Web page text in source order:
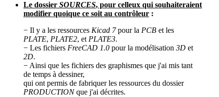
Le dossier SOURCES, pour celleux qui souhaiteraient
modifier quoique ce soit au contrôleur :
− Il y a les ressources Kicad 7pour la PCB et les
PLATE, PLATE2, etPLATE3.
− Les fichiers FreeCAD 1.0 pour la modélisation 3D et
2D.
− Ainsi que les fichiers des graphismes que j'ai mis tant
de temps à dessiner,
qui ont permis de fabriquer les ressources du dossier
PRODUCTIONque j'ai décrites.